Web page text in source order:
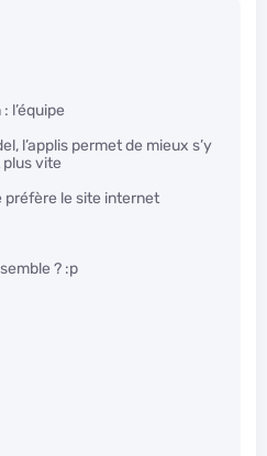
l’équipe
l’applis permet de mieux s’y
vite
préfère le site internet
? :p